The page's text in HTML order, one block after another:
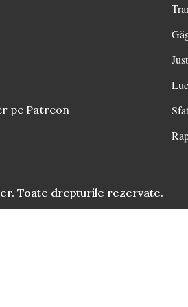
pe Patreon
Toate drepturile rezervate.